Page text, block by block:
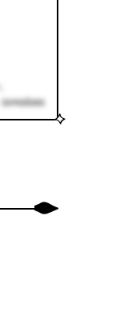
подробнее